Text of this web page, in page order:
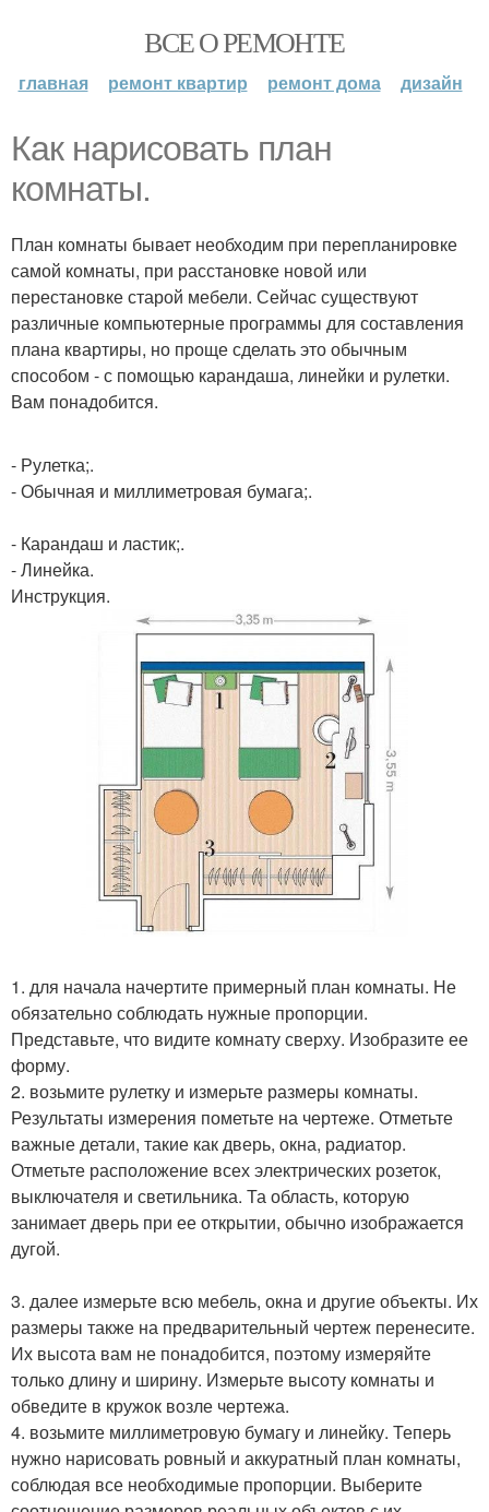
ВСЕ О РЕМОНТЕ
главная ремонт квартир ремонт дома дизайн
Как нарисовать план
комнаты.
План комнаты бывает необходим при перепланировке
самой комнаты, при расстановке новой или
перестановке старой мебели. Сейчас существуют
различные компьютерные программы для составления
плана квартиры, но проще сделать это обычным
способом - с помощью карандаша, линейки и рулетки.
Вам понадобится.
- Рулетка;.
- Обычная и миллиметровая бумага;.
- Карандаш и ластик;.
- Линейка.
Инструкция.
1. для начала начертите примерный план комнаты. Не
обязательно соблюдать нужные пропорции.
Представьте, что видите комнату сверху. Изобразите ее
форму.
2. возьмите рулетку и измерьте размеры комнаты.
Результаты измерения пометьте на чертеже. Отметьте
важные детали, такие как дверь, окна, радиатор.
Отметьте расположение всех электрических розеток,
выключателя и светильника. Та область, которую
занимает дверь при ее открытии, обычно изображается
дугой.
3. далее измерьте всю мебель, окна и другие объекты. Их
размеры также на предварительный чертеж перенесите.
Их высота вам не понадобится, поэтому измеряйте
только длину и ширину. Измерьте высоту комнаты и
обведите в кружок возле чертежа.
4. возьмите миллиметровую бумагу и линейку. Теперь
нужно нарисовать ровный и аккуратный план комнаты,
соблюдая все необходимые пропорции. Выберите